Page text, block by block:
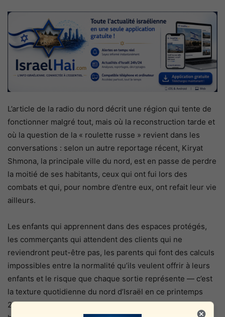
L’article de la radio du nord décrit une région qui tente de
fonctionner malgré tout, mais où la reconstruction tarde et
où la question de la « roulette russe » revient dans les
conversations : selon un autre reportage récent, Kiryat
Shmona, la principale ville du nord, est en passe de perdre
la moitié de ses habitants, ceux qui ont fui lors des
combats et qui, pour nombre d’entre eux, ont refait leur vie
ailleurs.
Les enfants qui apprennent dans des espaces protégés,
les commerçants qui attendent des clients qui ne
reviendront peut-être pas, les parents qui font des calculs
impossibles entre la normalité qu’ils veulent offrir à leurs
enfants et le risque que chaque sortie représente — c’est
la texture quotidienne du nord d’Israël en ce printemps
2026. Une texture que les décisions prises dans les